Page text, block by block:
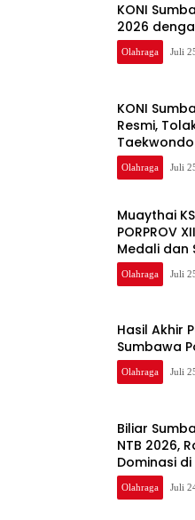
KONI
2026
Olahraga Juli
KONI
Resmi,
Taekwondo
Olahraga Juli
Muaythai
PORPROV
Medali dan
Olahraga Juli
Hasil Akhir
Sumbawa
Olahraga Juli
Biliar
NTB 2026,
Dominasi
Olahraga Juli